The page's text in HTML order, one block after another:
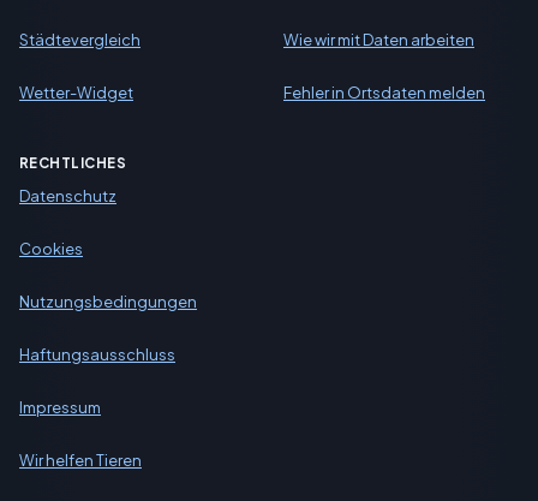
Städtevergleich
Wetter-Widget
Wie wir mit Daten arbeiten
Fehler in Ortsdaten melden
RECHTLICHES
Datenschutz
Cookies
Nutzungsbedingungen
Haftungsausschluss
Impressum
Wir helfen Tieren